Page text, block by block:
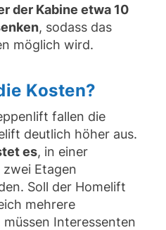
der Kabine etwa 10
, sodass das
möglich wird.
Kosten?
fallen die
deutlich höher aus.
es, in einer
Etagen
Soll der Homelift
mehrere
Interessenten